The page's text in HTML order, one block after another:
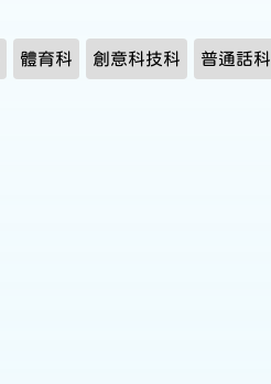
體育科 創意科技科 普通話科